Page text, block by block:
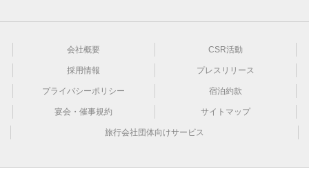
会社概要 CSR活動
採用情報 プレスリリース
プライバシーポリシー 宿泊約款
宴会・催事規約 サイトマップ
旅行会社団体向けサービス